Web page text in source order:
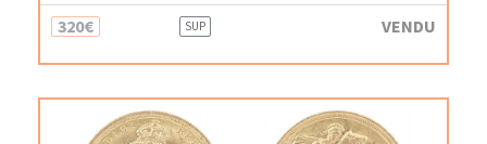
320€ SUP VENDU